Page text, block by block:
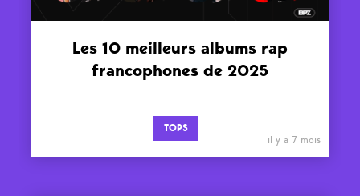
Les 10 meilleurs albums rap
francophones de 2025
TOPS
il y a 7 mois